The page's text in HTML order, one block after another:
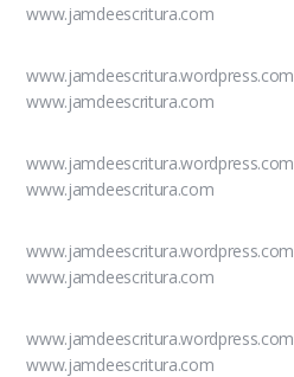
www.jamdeescritura.com
www.jamdeescritura.wordpress.com
www.jamdeescritura.com
www.jamdeescritura.wordpress.com
www.jamdeescritura.com
www.jamdeescritura.wordpress.com
www.jamdeescritura.com
www.jamdeescritura.wordpress.com
www.jamdeescritura.com